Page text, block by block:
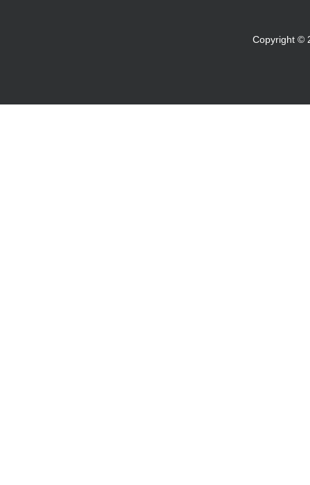
Copyright ©